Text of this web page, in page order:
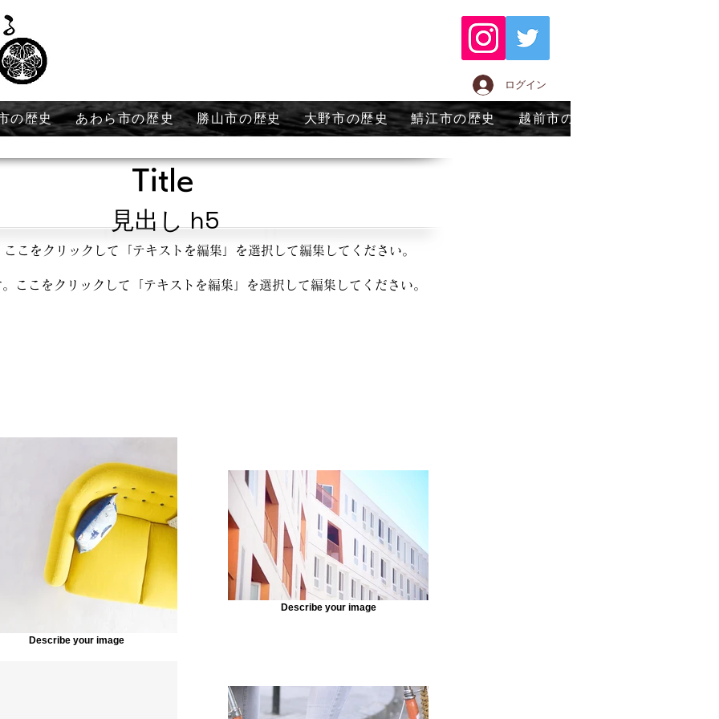
ログイン
の歴史 あわら市の歴史 勝山市の歴史 大野市の歴史 鯖江市の歴史 越前市の歴史
Title
見出し h5
こをクリックして「テキストを編集」を選択して編集してください。
ここをクリックして「テキストを編集」を選択して編集してください。
out of your site elements by making them dynamic. To connect this
Describe your image
Describe your image